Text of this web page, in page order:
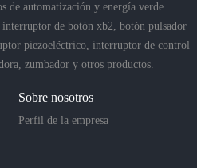
de automatización y energía verde.
de botón xb2, botón pulsador
piezoeléctrico, interruptor de control
zumbador y otros productos.
Sobre nosotros
Perfil de la empresa